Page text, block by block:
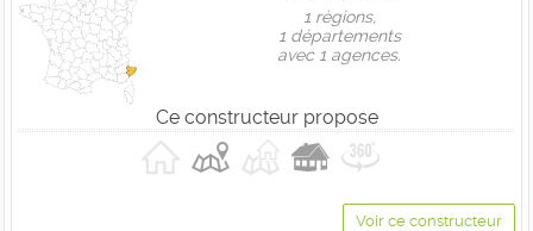
1 règions,
1 départements
avec 1 agences.
Ce constructeur propose
Voir ce constructeur